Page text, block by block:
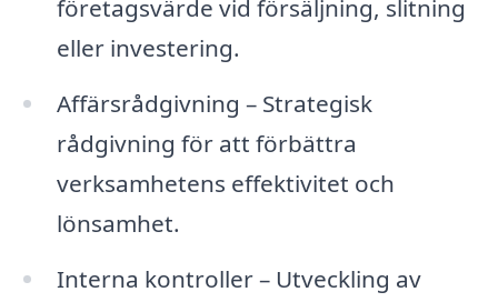
företagsvärde vid försäljning, slitning
eller investering.
Affärsrådgivning – Strategisk
rådgivning för att förbättra
verksamhetens effektivitet och
lönsamhet.
Interna kontroller – Utveckling av